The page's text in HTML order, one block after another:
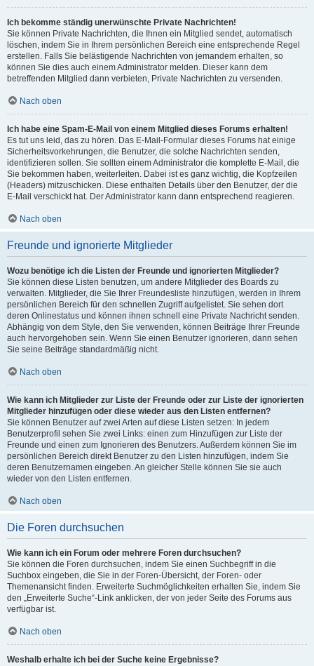
Ich bekomme ständig unerwünschte Private Nachrichten!
Sie können Private Nachrichten, die Ihnen ein Mitglied sendet, automatisch
löschen, indem Sie in Ihrem persönlichen Bereich eine entsprechende Regel
erstellen. Falls Sie belästigende Nachrichten von jemandem erhalten, so
können Sie dies auch einem Administrator melden. Dieser kann dem
betreffenden Mitglied dann verbieten, Private Nachrichten zu versenden.
Nach oben
Ich habe eine Spam-E-Mail von einem Mitglied dieses Forums erhalten!
Es tut uns leid, das zu hören. Das E-Mail-Formular dieses Forums hat einige
Sicherheitsvorkehrungen, die Benutzer, die solche Nachrichten senden,
identifizieren sollen. Sie sollten einem Administrator die komplette E-Mail, die
Sie bekommen haben, weiterleiten. Dabei ist es ganz wichtig, die Kopfzeilen
(Headers) mitzuschicken. Diese enthalten Details über den Benutzer, der die
E-Mail verschickt hat. Der Administrator kann dann entsprechend reagieren.
Nach oben
Freunde und ignorierte Mitglieder
Wozu benötige ich die Listen der Freunde und ignorierten Mitglieder?
Sie können diese Listen benutzen, um andere Mitglieder des Boards zu
verwalten. Mitglieder, die Sie Ihrer Freundesliste hinzufügen, werden in Ihrem
persönlichen Bereich für den schnellen Zugriff aufgelistet. Sie sehen dort
deren Onlinestatus und können ihnen schnell eine Private Nachricht senden.
Abhängig von dem Style, den Sie verwenden, können Beiträge Ihrer Freunde
auch hervorgehoben sein. Wenn Sie einen Benutzer ignorieren, dann sehen
Sie seine Beiträge standardmäßig nicht.
Nach oben
Wie kann ich Mitglieder zur Liste der Freunde oder zur Liste der ignorierten
Mitglieder hinzufügen oder diese wieder aus den Listen entfernen?
Sie können Benutzer auf zwei Arten auf diese Listen setzen: In jedem
Benutzerprofil sehen Sie zwei Links: einen zum Hinzufügen zur Liste der
Freunde und einen zum Ignorieren des Benutzers. Außerdem können Sie im
persönlichen Bereich direkt Benutzer zu den Listen hinzufügen, indem Sie
deren Benutzernamen eingeben. An gleicher Stelle können Sie sie auch
wieder von den Listen entfernen.
Nach oben
Die Foren durchsuchen
Wie kann ich ein Forum oder mehrere Foren durchsuchen?
Sie können die Foren durchsuchen, indem Sie einen Suchbegriff in die
Suchbox eingeben, die Sie in der Foren-Übersicht, der Foren- oder
Themenansicht finden. Erweiterte Suchmöglichkeiten erhalten Sie, indem Sie
den „Erweiterte Suche“-Link anklicken, der von jeder Seite des Forums aus
verfügbar ist.
Nach oben
Weshalb erhalte ich bei der Suche keine Ergebnisse?